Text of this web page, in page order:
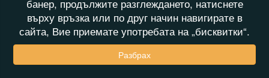
банер, продължите разглеждането, натиснете
върху връзка или по друг начин навигирате в
сайта, Вие приемате употребата на „бисквитки“.
Разбрах